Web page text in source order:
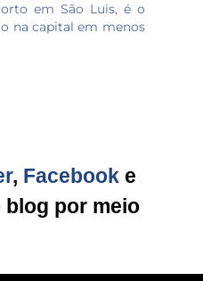
em São Luis, é o
na capital em menos
, Facebook e
blog por meio